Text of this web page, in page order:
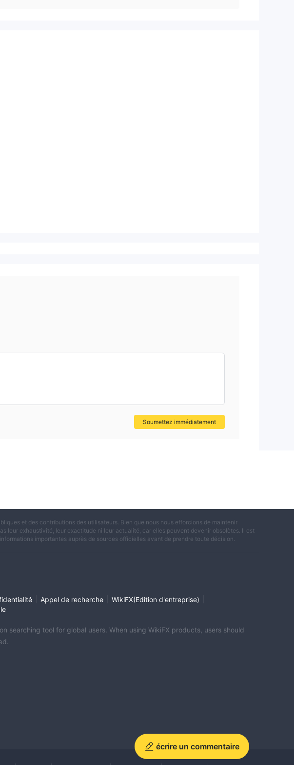
Soumettez immédiatement
écrire un commentaire
et des contributions des utilisateurs. Bien que nous nous efforcions de maintenir
leur exhaustivité, leur exactitude ni leur actualité, car elles peuvent devenir obsolètes. Il est
importantes auprès de sources officielles avant de prendre toute décision.
Appel de recherche WikiFX(Edition d'entreprise)
searching tool for global users. When using WikiFX products, users should